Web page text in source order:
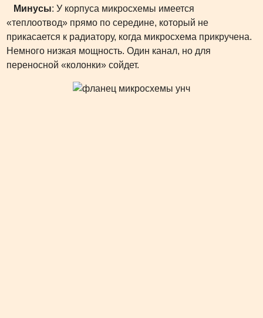
Минусы: У корпуса микросхемы имеется
«теплоотвод» прямо по середине, который не
прикасается к радиатору, когда микросхема прикручена.
Немного низкая мощность. Один канал, но для
переносной «колонки» сойдет.